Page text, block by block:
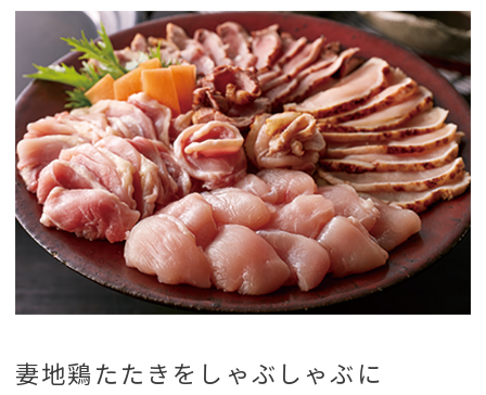
妻地鶏たたきをしゃぶしゃぶに